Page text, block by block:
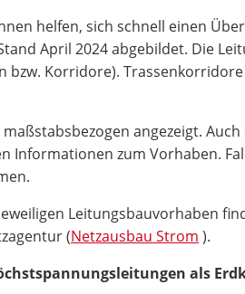
helfen, sich schnell einen
April 2024 abgebildet. Die
bzw. Korridore).
angezeigt.
Informationen zum Vorhaben.
Leitungsbauvorhaben
(Netzausbau Strom ).
als